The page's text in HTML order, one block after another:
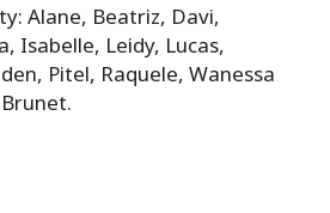
Alane, Beatriz, Davi,
Isabelle, Leidy, Lucas,
Pitel, Raquele, Wanessa